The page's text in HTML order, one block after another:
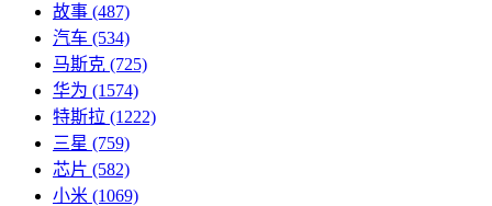
故事 (487)
汽车 (534)
马斯克 (725)
华为 (1574)
特斯拉 (1222)
三星 (759)
芯片 (582)
小米 (1069)